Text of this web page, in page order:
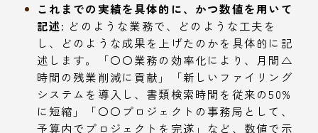
これまでの実績を具体的に、かつ数値を用いて
記述: どのような業務で、どのような工夫を
し、どのような成果を上げたのかを具体的に記
述します。「〇〇業務の効率化により、月間△
時間の残業削減に貢献」「新しいファイリング
システムを導入し、書類検索時間を従来の50%
に短縮」「〇〇プロジェクトの事務局として、
予算内でプロジェクトを完遂」など、数値で示